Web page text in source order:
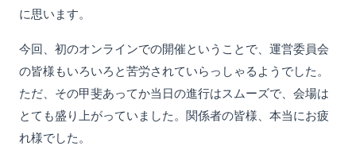
に思います。
今回、初のオンラインでの開催ということで、運営委員会
の皆様もいろいろと苦労されていらっしゃるようでした。
ただ、その甲斐あってか当日の進行はスムーズで、会場は
とても盛り上がっていました。関係者の皆様、本当にお疲
れ様でした。